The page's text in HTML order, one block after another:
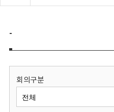
정
보
-
회의구분